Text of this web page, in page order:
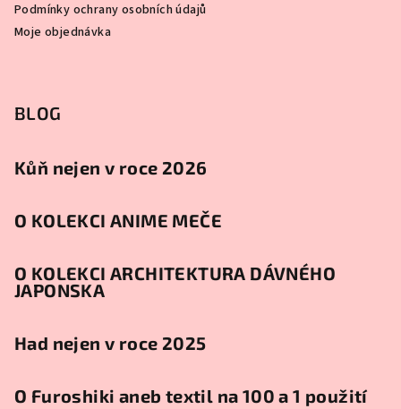
Podmínky ochrany osobních údajů
Moje objednávka
BLOG
Kůň nejen v roce 2026
O KOLEKCI ANIME MEČE
O KOLEKCI ARCHITEKTURA DÁVNÉHO
JAPONSKA
Had nejen v roce 2025
O Furoshiki aneb textil na 100 a 1 použití